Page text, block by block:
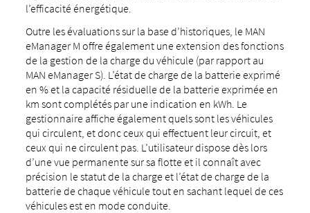
l’efficacité énergétique.
Outre les évaluations sur la base d’historiques, le MAN
eManager M offre également une extension des fonctions
de la gestion de la charge du véhicule (par rapport au
MAN eManager S). L’état de charge de la batterie exprimé
en % et la capacité résiduelle de la batterie exprimée en
km sont complétés par une indication en kWh. Le
gestionnaire affiche également quels sont les véhicules
qui circulent, et donc ceux qui effectuent leur circuit, et
ceux qui ne circulent pas. L’utilisateur dispose dès lors
d’une vue permanente sur sa flotte et il connaît avec
précision le statut de la charge et l’état de charge de la
batterie de chaque véhicule tout en sachant lequel de ces
véhicules est en mode conduite.